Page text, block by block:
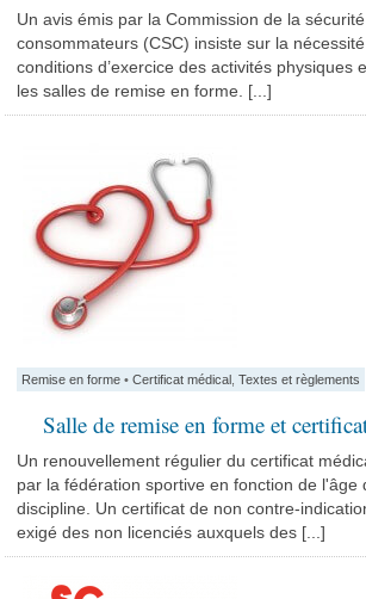
Un avis émis par la Commission de la
consommateurs (CSC) insiste sur la
conditions d’exercice des activités physiques
les salles de remise en forme. [...]
Remise en forme •Certificat médical ,Textes et règlements
Salle de remise en forme et
Un renouvellement régulier du certificat
par la fédération sportive en fonction de l'âge
discipline. Un certificat de non contre-
exigé des non licenciés auxquels des [...]